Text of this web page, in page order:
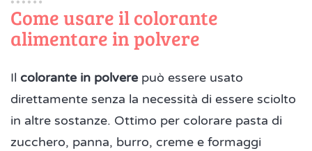
Come usare il colorante
alimentare in polvere
Il colorante in polverepuò essere usato
direttamente senza la necessità di essere sciolto
in altre sostanze. Ottimo per colorare pasta di
zucchero, panna, burro, creme e formaggi